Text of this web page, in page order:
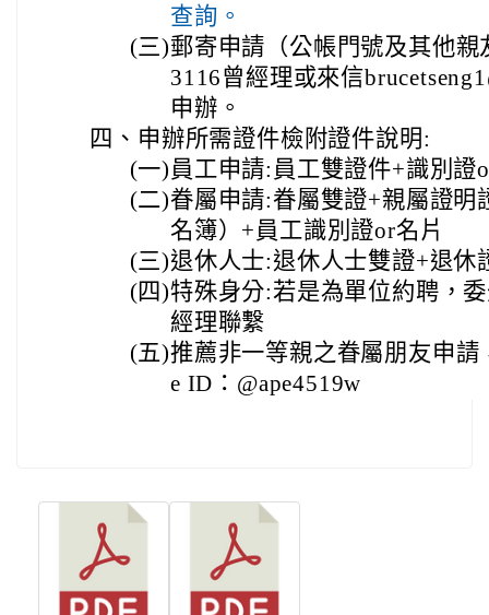
查詢。
(三)郵寄申請（公帳門號及其他
3116曾經理或來信
申辦。
四、 申辦所需證件檢附證件說明:
(一) 員工申請:員工雙證件+識別證
(二)眷屬申請:眷屬雙證+親屬證明
名簿）+員工識別證or名片
(三)退休人士:退休人士雙證+退休
(四)特殊身分:若是為單位約聘，
經理聯繫
(五)推薦非一等親之眷屬朋友申
e ID：@ape4519w